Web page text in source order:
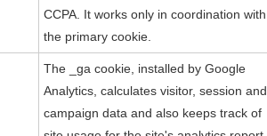
CCPA. It works only in coordination with
the primary cookie.
The _ga cookie, installed by Google
Analytics, calculates visitor, session and
campaign data and also keeps track of